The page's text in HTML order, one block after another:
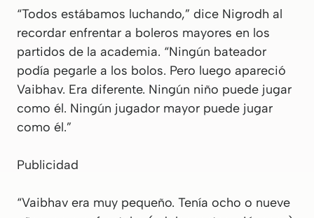
“Todos estábamos luchando,” dice Nigrodh al
recordar enfrentar a boleros mayores en los
partidos de la academia. “Ningún bateador
podía pegarle a los bolos. Pero luego apareció
Vaibhav. Era diferente. Ningún niño puede jugar
como él. Ningún jugador mayor puede jugar
como él.”
Publicidad
“Vaibhav era muy pequeño. Tenía ocho o nueve